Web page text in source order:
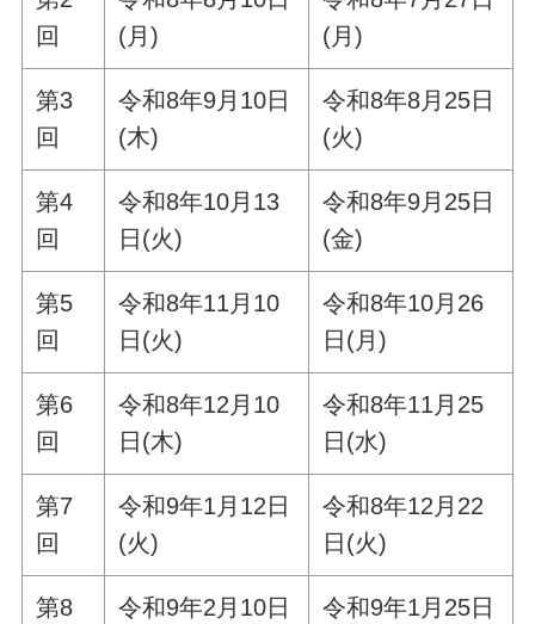
回
(月)
(月)
第3
回
令和8年9月10日
(木)
令和8年8月25日
(火)
第4
回
令和8年10月13
日(火)
令和8年9月25日
(金)
第5
回
令和8年11月10
日(火)
令和8年10月26
日(月)
第6
回
令和8年12月10
日(木)
令和8年11月25
日(水)
第7
回
令和9年1月12日
(火)
令和8年12月22
日(火)
第8 令和9年2月10日 令和9年1月25日